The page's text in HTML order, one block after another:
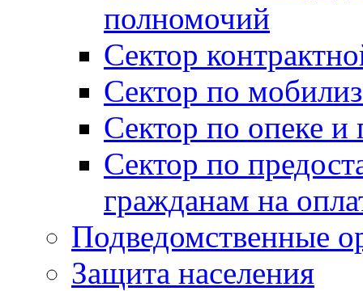
полномочий
Сектор
Сектор по
Сектор по опеке и
Сектор по
гражданам на
Подведомственные
Защита населения